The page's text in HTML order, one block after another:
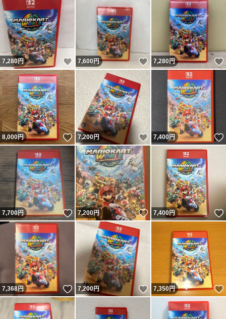
7,280円 いいね！
7,600円 いいね！
7,280円
8,000円 いいね！
7,200円 いいね！
7,400円
7,700円 いいね！
7,200円 いいね！
7,400円
7,368円 いいね！
7,200円 いいね！
7,350円